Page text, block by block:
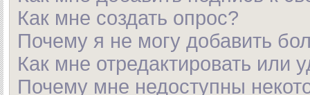
Как мне создать опрос?
Почему я не могу добавить
Как мне отредактировать или
Почему мне недоступны